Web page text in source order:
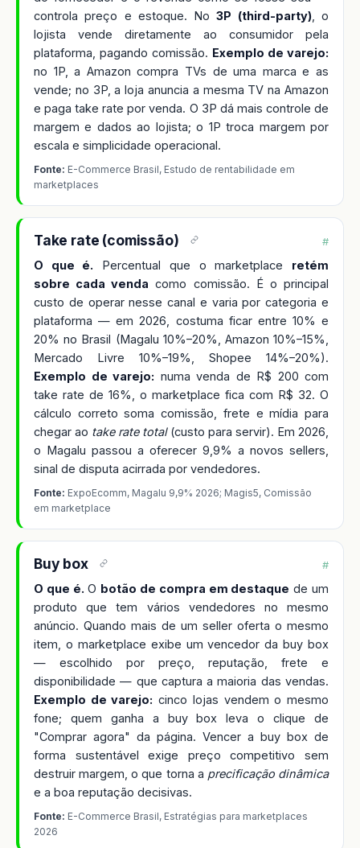
controla preço e estoque. No3P (third-party), o
lojista vende diretamente ao consumidor pela
plataforma, pagando comissão. Exemplo de varejo:
no 1P, a Amazon compra TVs de uma marca e as
vende; no 3P, a loja anuncia a mesma TV na Amazon
e paga take rate por venda. O 3P dá mais controle de
margem e dados ao lojista; o 1P troca margem por
escala e simplicidade operacional.
Fonte: E-Commerce Brasil, Estudo de rentabilidade em
marketplaces
Take rate (comissão) #
O que é. Percentual que o marketplace retém
sobre cada venda como comissão. É o principal
custo de operar nesse canal e varia por categoria e
plataforma — em 2026, costuma ficar entre 10% e
20% no Brasil (Magalu 10%–20%, Amazon 10%–15%,
Mercado Livre 10%–19%, Shopee 14%–20%).
Exemplo de varejo: numa venda de R$ 200 com
take rate de 16%, o marketplace fica com R$ 32. O
cálculo correto soma comissão, frete e mídia para
chegar ao take rate total(custo para servir). Em 2026,
o Magalu passou a oferecer 9,9% a novos sellers,
sinal de disputa acirrada por vendedores.
Fonte: ExpoEcomm, Magalu 9,9% 2026; Magis5, Comissão
em marketplace
Buy box #
O que é. O botão de compra em destaque de um
produto que tem vários vendedores no mesmo
anúncio. Quando mais de um seller oferta o mesmo
item, o marketplace exibe um vencedor da buy box
— escolhido por preço, reputação, frete e
disponibilidade — que captura a maioria das vendas.
Exemplo de varejo: cinco lojas vendem o mesmo
fone; quem ganha a buy box leva o clique de
"Comprar agora" da página. Vencer a buy box de
forma sustentável exige preço competitivo sem
destruir margem, o que torna a precificação dinâmica
e a boa reputação decisivas.
Fonte: E-Commerce Brasil, Estratégias para marketplaces
2026